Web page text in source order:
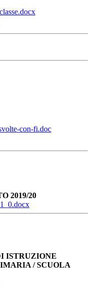
con-fi.doc
2019/20
ISTRUZIONE
/ SCUOLA